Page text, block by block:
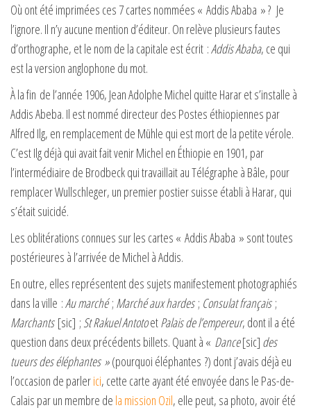
Où ont été imprimées ces 7 cartes nommées « Addis Ababa » ? Je
l’ignore. Il n’y aucune mention d’éditeur. On relève plusieurs fautes
d’orthographe, et le nom de la capitale est écrit :Addis Ababa, ce qui
est la version anglophone du mot.
À la fin de l’année 1906, Jean Adolphe Michel quitte Harar et s’installe à
Addis Abeba. Il est nommé directeur des Postes éthiopiennes par
Alfred Ilg, en remplacement de Mühle qui est mort de la petite vérole.
C’est Ilg déjà qui avait fait venir Michel en Éthiopie en 1901, par
l’intermédiaire de Brodbeck qui travaillait au Télégraphe à Bâle, pour
remplacer Wullschleger, un premier postier suisse établi à Harar, qui
s’était suicidé.
Les oblitérations connues sur les cartes « Addis Ababa » sont toutes
postérieures à l’arrivée de Michel à Addis.
En outre, elles représentent des sujets manifestement photographiés
dans la ville :Au marché; Marché aux hardes; Consulat français;
Marchants[sic] ; St Rakuel AntotoetPalais de l’empereur, dont il a été
question dans deux précédents billets. Quant à « Dance[sic] des
tueurs des éléphantes »(pourquoi éléphantes ?) dont j’avais déjà eu
l’occasion de parlerici, cette carte ayant été envoyée dans le Pas-de-
Calais par un membre de la mission Ozil, elle peut, sa photo, avoir été